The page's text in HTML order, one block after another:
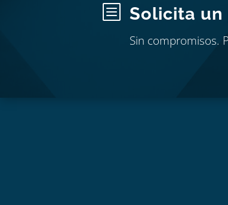
b Solicita un
Sin compromisos.